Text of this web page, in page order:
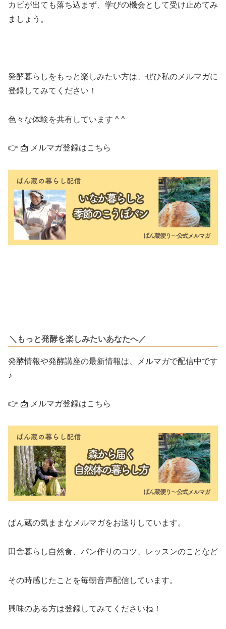
カビが出ても落ち込まず、学びの機会として受け止めてみ
ましょう。
発酵暮らしをもっと楽しみたい方は、ぜひ私のメルマガに
登録してみてください！
色々な体験を共有しています ^ ^
👉 📩 メルマガ登録はこちら
＼もっと発酵を楽しみたいあなたへ／
発酵情報や発酵講座の最新情報は、メルマガで配信中です
♪
👉 📩 メルマガ登録はこちら
ぱん蔵の気ままなメルマガをお送りしています。
田舎暮らし自然食、パン作りのコツ、レッスンのことなど
その時感じたことを毎朝音声配信しています。
興味のある方は登録してみてくださいね！